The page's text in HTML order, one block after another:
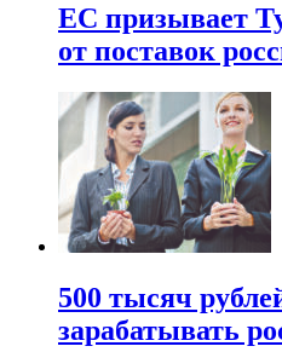
ЕС призывает
от поставок
500 тысяч
зарабатывать